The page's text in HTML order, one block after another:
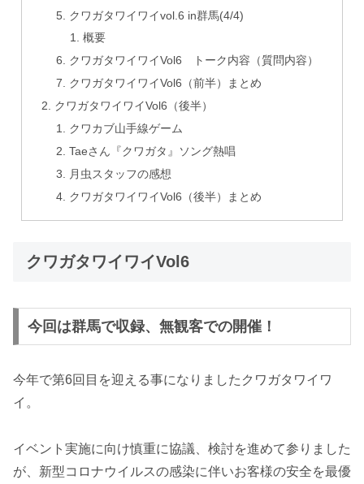
クワガタワイワイvol.6 in群馬(4/4)
概要
クワガタワイワイVol6 トーク内容（質問内容）
クワガタワイワイVol6（前半）まとめ
クワガタワイワイVol6（後半）
クワカブ山手線ゲーム
Taeさん『クワガタ』ソング熱唱
月虫スタッフの感想
クワガタワイワイVol6（後半）まとめ
クワガタワイワイVol6
今回は群馬で収録、無観客での開催！
今年で第6回目を迎える事になりましたクワガタワイワ
イ。
イベント実施に向け慎重に協議、検討を進めて参りました
が、新型コロナウイルスの感染に伴いお客様の安全を最優